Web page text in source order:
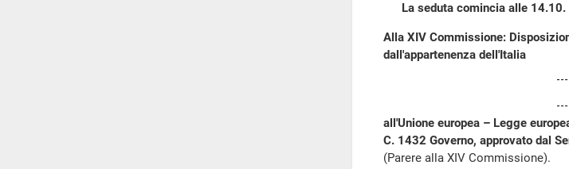
La seduta comincia alle 14.10.
Alla XIV Commissione:
dall'appartenenza dell'Italia
all'Unione europea – Legge
C. 1432 Governo, approvato dal
(Parere alla XIV Commissione).